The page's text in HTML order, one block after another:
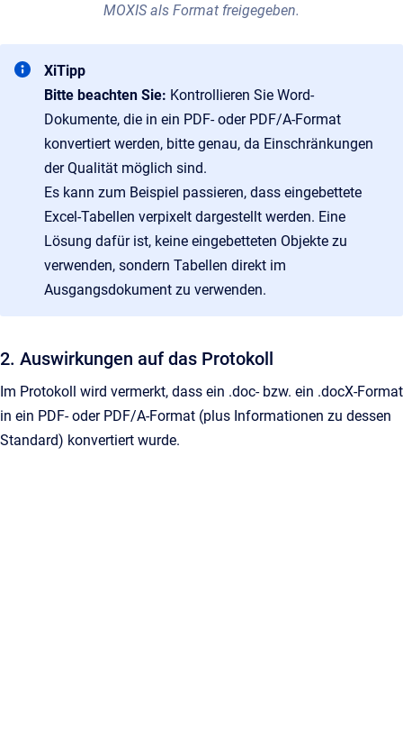
MOXIS als Format freigegeben.
XiTipp
Bitte beachten Sie: Kontrollieren Sie Word-
Dokumente, die in ein PDF- oder PDF/A-Format
konvertiert werden, bitte genau, da Einschränkungen
der Qualität möglich sind.
Es kann zum Beispiel passieren, dass eingebettete
Excel-Tabellen verpixelt dargestellt werden. Eine
Lösung dafür ist, keine eingebetteten Objekte zu
verwenden, sondern Tabellen direkt im
Ausgangsdokument zu verwenden.
2. Auswirkungen auf das Protokoll
Im Protokoll wird vermerkt, dass ein .doc- bzw. ein .docX-Format
in ein PDF- oder PDF/A-Format (plus Informationen zu dessen
Standard) konvertiert wurde.